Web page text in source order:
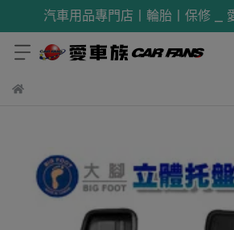
汽車用品專門店丨輪胎丨保修 _